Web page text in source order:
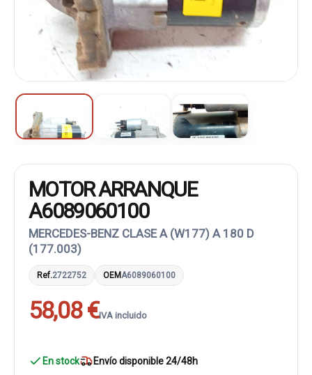
MOTOR ARRANQUE
A6089060100
MERCEDES-BENZ CLASE A (W177) A 180 D
(177.003)
Ref.2722752 OEMA6089060100
58,08 €IVA incluido
En stock Envío disponible 24/48h